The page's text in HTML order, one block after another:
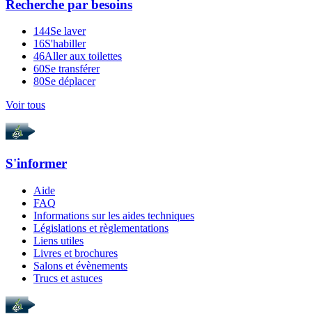
Recherche par besoins
144Se laver
16S'habiller
46Aller aux toilettes
60Se transférer
80Se déplacer
Voir tous
S'informer
Aide
FAQ
Informations sur les aides techniques
Législations et règlementations
Liens utiles
Livres et brochures
Salons et évènements
Trucs et astuces